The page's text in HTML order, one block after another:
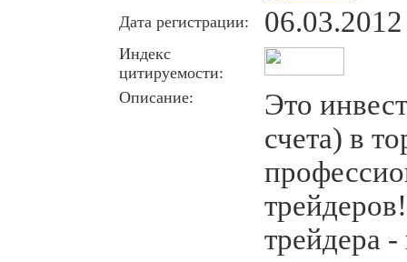
Дата регистрации:
06.03.2012
Индекс
цитируемости:
Описание:
Это
счета) в
трейдера